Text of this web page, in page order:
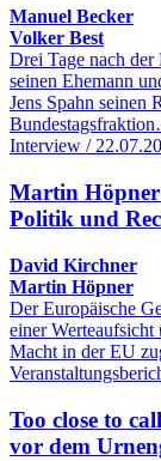
Manuel Becker
Volker Best
Drei Tage nach
seinen Ehemann
Jens Spahn
Interview /
Martin
Politik und
David Kirchner
Martin Höpner
Der Europäische
einer
Macht in der EU
Too close to
vor dem